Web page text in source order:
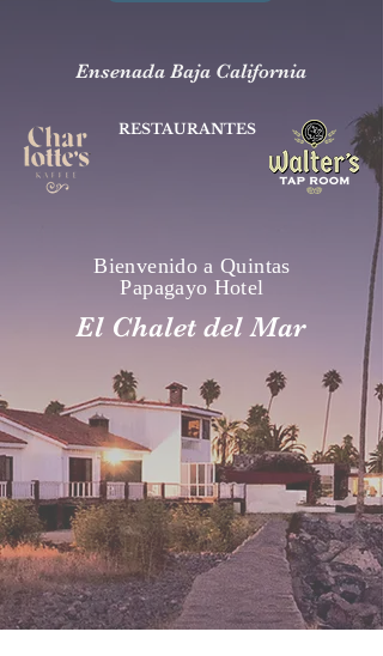
Ensenada Baja California
RESTAURANTES
Bienvenido a Quintas
Papagayo Hotel
El Chalet del Mar